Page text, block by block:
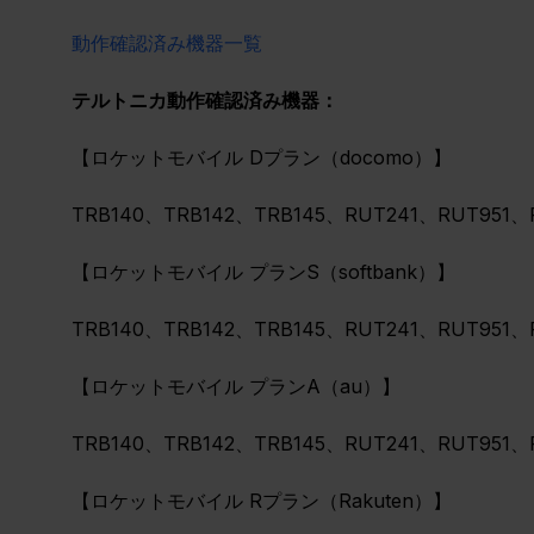
動作確認済み機器一覧
テルトニカ動作確認済み機器：
【ロケットモバイル Dプラン（docomo）】
TRB140、TRB142、TRB145、RUT241、RUT951
【ロケットモバイル プランS（softbank）】
TRB140、TRB142、TRB145、RUT241、RUT951
【ロケットモバイル プランA（au）】
TRB140、TRB142、TRB145、RUT241、RUT951
【ロケットモバイル Rプラン（Rakuten）】